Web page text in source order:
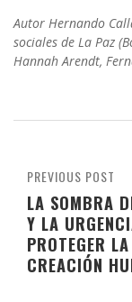
Autor Hernando
sociales de La Paz
Hannah Arendt,
PREVIOUS POST
LA SOMBRA
Y LA
PROTEGER LA
CREACIÓN